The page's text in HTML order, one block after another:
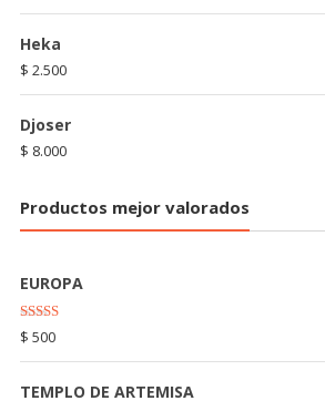
Heka
$ 2.500
Djoser
$ 8.000
Productos mejor valorados
EUROPA
Rated
out of 5
$ 500
TEMPLO DE ARTEMISA